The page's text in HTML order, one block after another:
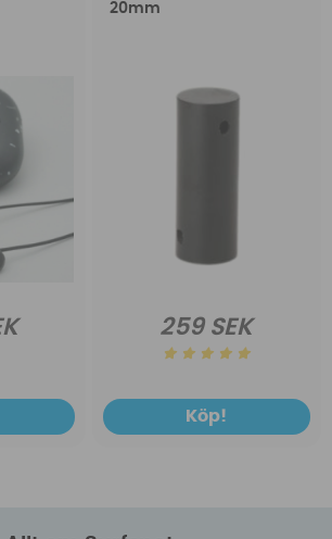
20mm
259 SEK
Köp!